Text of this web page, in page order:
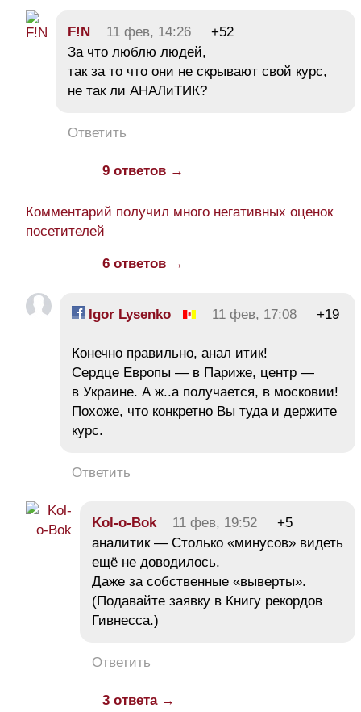
F!N 11 фев, 14:26
+52
За что люблю людей,
так за то что они не скрывают свой курс,
не так ли АНАЛиТИК?
Ответить
9 ответов →
Комментарий получил много негативных оценок
посетителей
6 ответов →
Igor Lysenko 11 фев, 17:08 +19
Конечно правильно, анал итик!
Сердце Европы — в Париже, центр —
в Украине. А ж..а получается, в московии!
Похоже, что конкретно Вы туда и держите
курс.
Ответить
Kol-o-Bok 11 фев, 19:52
+5
аналитик — Столько «минусов» видеть
ещё не доводилось.
Даже за собственные «выверты».
(Подавайте заявку в Книгу рекордов
Гивнесса.)
Ответить
3 ответа →